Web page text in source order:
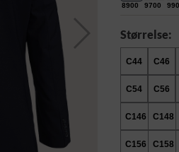
8900 9700
Størrelse:
C44 C46
C54 C56
C146 C148
C156 C158